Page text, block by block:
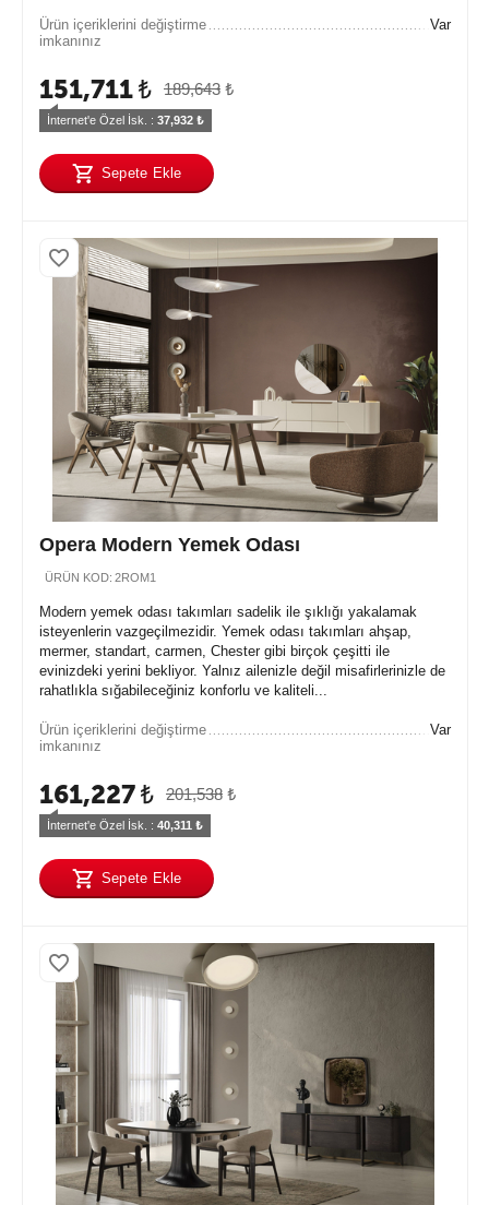
Ürün içeriklerini değiştirme
imkanınız
Var
189,643 ₺
151,711₺
İnternet'e Özel İsk. : 37,932 ₺
Sepete Ekle
Opera Modern Yemek Odası
ÜRÜN KOD: 2ROM1
Modern yemek odası takımları sadelik ile şıklığı yakalamak
isteyenlerin vazgeçilmezidir. Yemek odası takımları ahşap,
mermer, standart, carmen, Chester gibi birçok çeşitti ile
evinizdeki yerini bekliyor. Yalnız ailenizle değil misafirlerinizle de
rahatlıkla sığabileceğiniz konforlu ve kaliteli...
Ürün içeriklerini değiştirme
imkanınız
Var
201,538 ₺
161,227₺
İnternet'e Özel İsk. : 40,311 ₺
Sepete Ekle